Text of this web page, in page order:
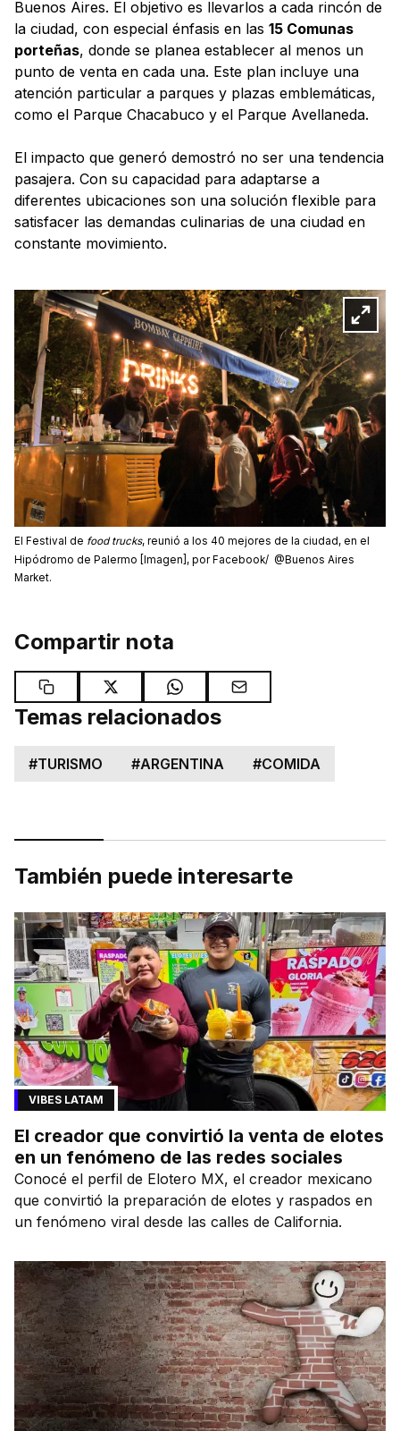
Buenos Aires. El objetivo es llevarlos a cada rincón de
la ciudad, con especial énfasis en las 15 Comunas
porteñas, donde se planea establecer al menos un
punto de venta en cada una. Este plan incluye una
atención particular a parques y plazas emblemáticas,
como el Parque Chacabuco y el Parque Avellaneda.
El impacto que generó demostró no ser una tendencia
pasajera. Con su capacidad para adaptarse a
diferentes ubicaciones son una solución flexible para
satisfacer las demandas culinarias de una ciudad en
constante movimiento.
El Festival de food trucks, reunió a los 40 mejores de la ciudad, en el
Hipódromo de Palermo [Imagen], por Facebook/ @Buenos Aires
Market.
Compartir nota
Temas relacionados
#TURISMO #ARGENTINA #COMIDA
También puede interesarte
VIBES LATAM
El creador que convirtió la venta de elotes
en un fenómeno de las redes sociales
Conocé el perfil de Elotero MX, el creador mexicano
que convirtió la preparación de elotes y raspados en
un fenómeno viral desde las calles de California.